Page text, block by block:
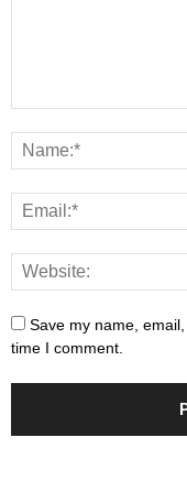
Save my name,
time I comment.